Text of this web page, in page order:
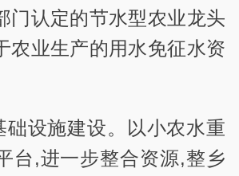
门认定的节水型农业龙头
农业生产的用水免征水资
础设施建设。以小农水重
台,进一步整合资源,整乡